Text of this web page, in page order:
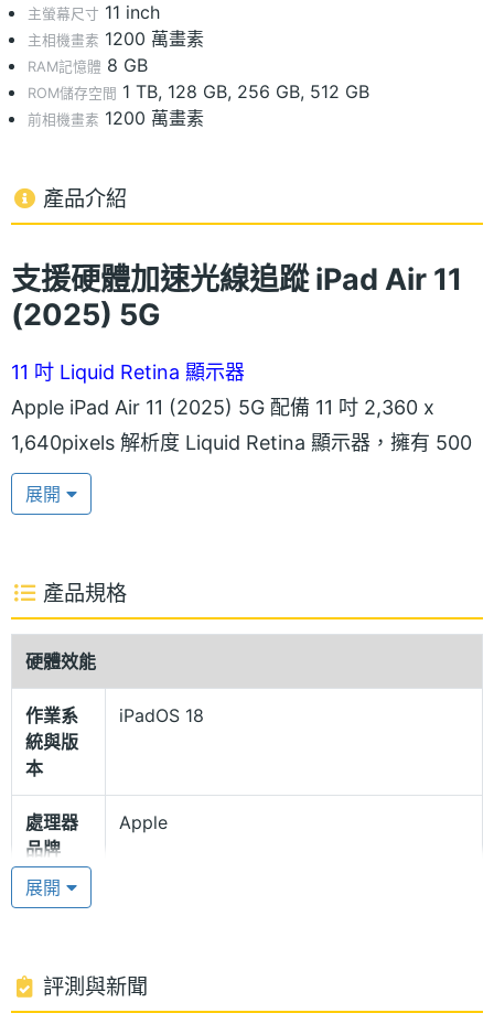
主螢幕尺寸 11 inch
主相機畫素 1200 萬畫素
RAM記憶體 8 GB
ROM儲存空間 1 TB, 128 GB, 256 GB, 512 GB
前相機畫素 1200 萬畫素
產品介紹
支援硬體加速光線追蹤 iPad Air 11
(2025) 5G
11 吋 Liquid Retina 顯示器
Apple iPad Air 11 (2025) 5G 配備 11 吋 2,360 x
1,640pixels 解析度 Liquid Retina 顯示器，擁有 500
尼特亮度，支援廣色域 (P3) 及原彩顯示，帶來更細膩
舒適的視覺體驗。機身以 100% 再生鋁金屬打造，頂
面，內建 28.93 瓦特小時可充電鋰聚合物電池，提供
長達 9 小時的影片播放時間。此外支援 DisplayPort
及 USB 3，傳輸速度最高可達 10Gb/s。
Apple M3 晶片
Apple iPad Air 11 (2025) 5G 運行 iPadOS 18 作業系
統，搭載 Apple M3 晶片，具備 8 核心 CPU + 9 核心
GPU 組合成的 16 核心神經網路引擎，具備動態快
取、硬體加速網格著色和光線追蹤技術，針對 8K、
4K、ProRes 和 ProRes RAW 等格式提供硬體加速，
上網，採用 eSIM，支援 Wi-Fi 6E、藍牙 5.3；還可搭
配 Apple Pencil (USB‑C)、Apple Pencil Pro 以及同
展開
產品規格
硬體效能
作業系
統與版
本
iPadOS 18
處理器
品牌
Apple
處理器
處理器
核心數
8
展開
評測與新聞